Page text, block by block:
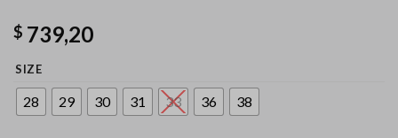
$ 739,20
SIZE
28 29 30 31 33 36 38